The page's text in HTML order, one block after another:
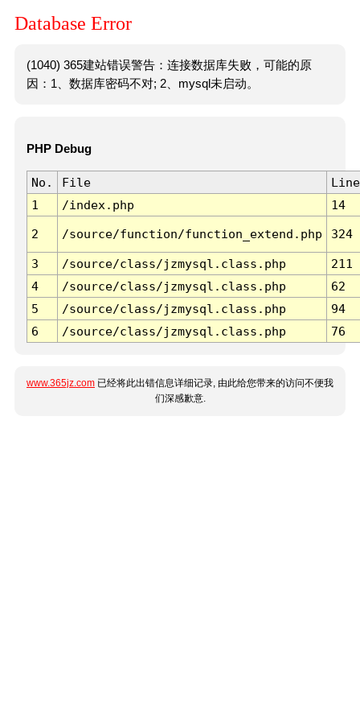
Database Error
(1040) 365建站错误警告：连接数据库失败，可能的原
因：1、数据库密码不对; 2、mysql未启动。
PHP Debug
No. File
Line
1
/index.php 14
2 /source/function/function_extend.php 324
3 /source/class/jzmysql.class.php
211
4
/source/class/jzmysql.class.php
62
5
/source/class/jzmysql.class.php
94
6
/source/class/jzmysql.class.php 76
www.365jz.com 已经将此出错信息详细记录, 由此给您带来的访问不便我
们深感歉意.